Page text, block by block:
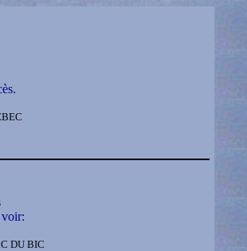
DU BIC